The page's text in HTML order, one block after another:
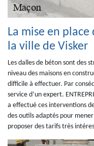
La mise en
la ville de Visker
Les dalles de béton sont des
niveau des maisons en
difficile à effectuer. Par
service d’un expert.
a effectué ces interventions
des outils adaptés pour
proposer des tarifs très